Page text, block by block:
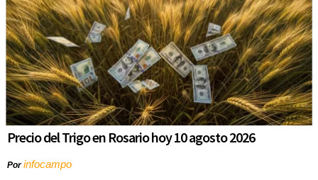
Precio del Trigo en Rosario hoy 10 agosto 2026
Porinfocampo